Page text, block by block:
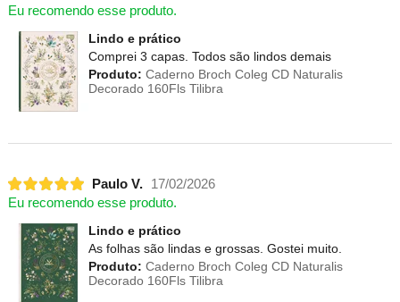
Eu recomendo esse produto.
Lindo e prático
Comprei 3 capas. Todos são lindos demais
Produto: Caderno Broch Coleg CD Naturalis
Decorado 160Fls Tilibra
Paulo V.
17/02/2026
Eu recomendo esse produto.
Lindo e prático
As folhas são lindas e grossas. Gostei muito.
Produto: Caderno Broch Coleg CD Naturalis
Decorado 160Fls Tilibra